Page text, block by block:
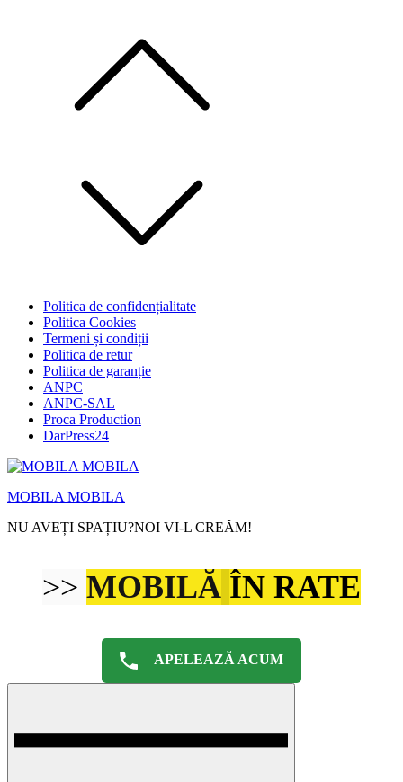
Politica de confidențialitate
Politica Cookies
Termeni și condiții
Politica de retur
Politica de garanție
ANPC
ANPC-SAL
Proca Production
DarPress24
MOBILA MOBILA
NU AVEȚI SPAȚIU?NOI VI-L CREĂM!
>> MOBILĂ ÎN RATE
APELEAZĂ ACUM